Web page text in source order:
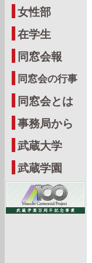
女性部
在学生
同窓会報
同窓会の行事
同窓会とは
事務局から
武蔵大学
武蔵学園